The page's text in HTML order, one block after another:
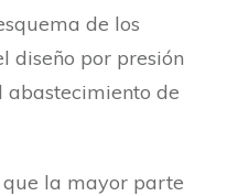
de los
diseño por presión
de
que la mayor parte